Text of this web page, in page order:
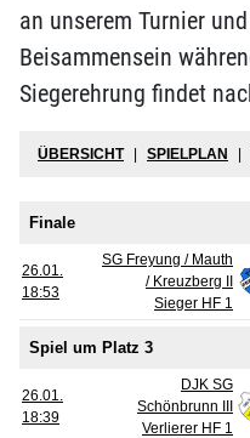
an unserem Turnier
Beisammensein
Siegerehrung findet
ÜBERSICHT SPIELPLAN
Finale
26.01.
18:53
SG Freyung / Mauth
/ Kreuzberg II
Sieger HF 1
Spiel um Platz 3
26.01.
18:39
DJK SG
Schönbrunn III
Verlierer HF 1